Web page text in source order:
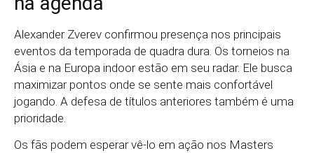
Alexander Zverev confirmou presença nos principais
eventos da temporada de quadra dura. Os torneios na
Ásia e na Europa indoor estão em seu radar. Ele busca
maximizar pontos onde se sente mais confortável
jogando. A defesa de títulos anteriores também é uma
prioridade.
Os fãs podem esperar vê-lo em ação nos Masters